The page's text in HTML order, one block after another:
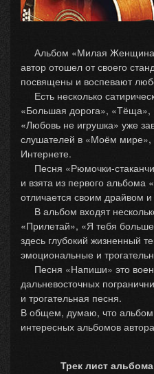
Альбом «Милая Женщина»
автор отошел от своего
посвящены и воспевают
Есть несколько
«Большая дорога», «Тёща»,
«Любовь не игрушка» уже
слушателей в «Моём мире»,
Интернете.
Песня «Рюмочки-
и взята из первого
отличается своим драйвом
В альбом входят
«Прилетай», «Я тебя
здесь глубокий жизненный
эмоциональные и
Песня «Напиши» это
дальневосточных
и трогательная песня.
В общем, думаю, что альбом
интересных альбомов
Трек лист альбома